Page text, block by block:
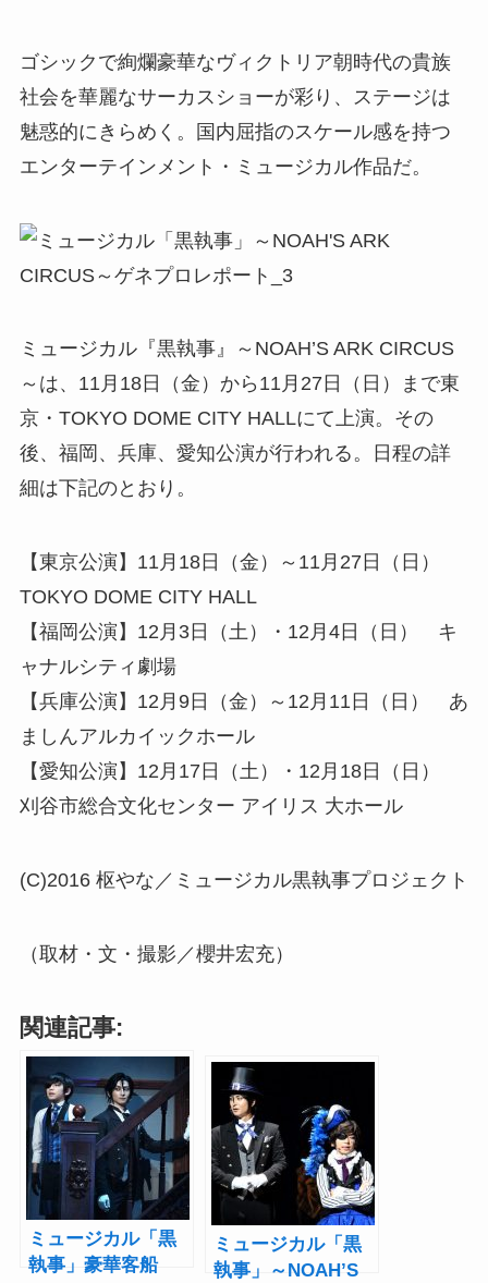
ゴシックで絢爛豪華なヴィクトリア朝時代の貴族
社会を華麗なサーカスショーが彩り、ステージは
魅惑的にきらめく。国内屈指のスケール感を持つ
エンターテインメント・ミュージカル作品だ。
ミュージカル『黒執事』～NOAH’S ARK CIRCUS
～は、11月18日（金）から11月27日（日）まで東
京・TOKYO DOME CITY HALLにて上演。その
後、福岡、兵庫、愛知公演が行われる。日程の詳
細は下記のとおり。
【東京公演】11月18日（金）～11月27日（日）
TOKYO DOME CITY HALL
【福岡公演】12月3日（土）・12月4日（日） キ
ャナルシティ劇場
【兵庫公演】12月9日（金）～12月11日（日） あ
ましんアルカイックホール
【愛知公演】12月17日（土）・12月18日（日）
刈谷市総合文化センター アイリス 大ホール
(C)2016 枢やな／ミュージカル黒執事プロジェクト
（取材・文・撮影／櫻井宏充）
関連記事:
ミュージカル「黒
執事」豪華客船
ミュージカル「黒
執事」～NOAH’S